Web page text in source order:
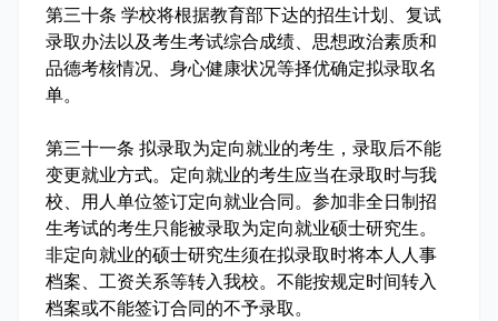
第三十条 学校将根据教育部下达的招生计划、复试
录取办法以及考生考试综合成绩、思想政治素质和
品德考核情况、身心健康状况等择优确定拟录取名
单。
第三十一条 拟录取为定向就业的考生，录取后不能
变更就业方式。定向就业的考生应当在录取时与我
校、用人单位签订定向就业合同。参加非全日制招
生考试的考生只能被录取为定向就业硕士研究生。
非定向就业的硕士研究生须在拟录取时将本人人事
档案、工资关系等转入我校。不能按规定时间转入
档案或不能签订合同的不予录取。